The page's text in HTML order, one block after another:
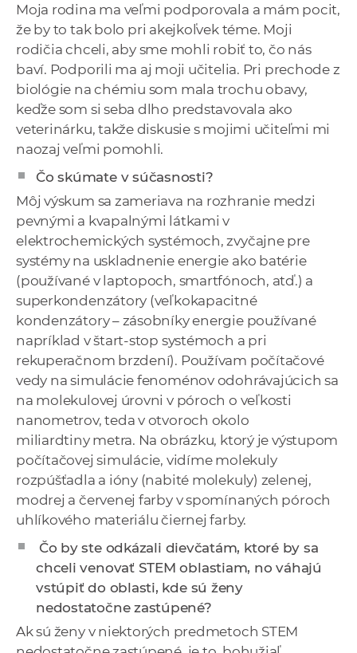
Moja rodina ma veľmi podporovala a mám pocit,
že by to tak bolo pri akejkoľvek téme. Moji
rodičia chceli, aby sme mohli robiť to, čo nás
baví. Podporili ma aj moji učitelia. Pri prechode z
biológie na chémiu som mala trochu obavy,
keďže som si seba dlho predstavovala ako
veterinárku, takže diskusie s mojimi učiteľmi mi
naozaj veľmi pomohli.
Čo skúmate v súčasnosti?
Môj výskum sa zameriava na rozhranie medzi
pevnými a kvapalnými látkami v
elektrochemických systémoch, zvyčajne pre
systémy na uskladnenie energie ako batérie
(používané v laptopoch, smartfónoch, atď.) a
superkondenzátory (veľkokapacitné
kondenzátory – zásobníky energie používané
napríklad v štart-stop systémoch a pri
rekuperačnom brzdení). Používam počítačové
vedy na simulácie fenoménov odohrávajúcich sa
na molekulovej úrovni v póroch o veľkosti
nanometrov, teda v otvoroch okolo
miliardtiny metra. Na obrázku, ktorý je výstupom
počítačovej simulácie, vidíme molekuly
rozpúšťadla a ióny (nabité molekuly) zelenej,
modrej a červenej farby v spomínaných póroch
uhlíkového materiálu čiernej farby.
Čo by ste odkázali dievčatám, ktoré by sa
chceli venovať STEM oblastiam, no váhajú
vstúpiť do oblasti, kde sú ženy
nedostatočne zastúpené?
Ak sú ženy v niektorých predmetoch STEM